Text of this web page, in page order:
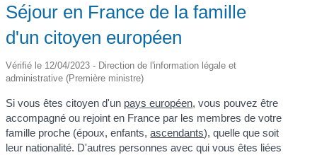
Séjour en France de la famille
d'un citoyen européen
Vérifié le 12/04/2023 - Direction de l'information légale et
administrative (Première ministre)
Si vous êtes citoyen d'un pays européen, vous pouvez être
accompagné ou rejoint en France par les membres de votre
famille proche (époux, enfants,ascendants), quelle que soit
leur nationalité. D'autres personnes avec qui vous êtes liées